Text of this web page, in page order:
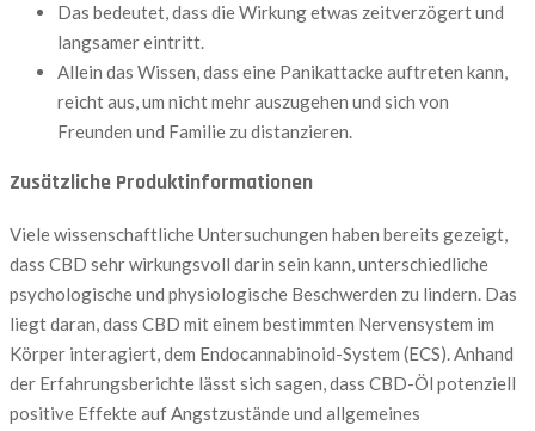
Das bedeutet, dass die Wirkung etwas zeitverzögert und
langsamer eintritt.
Allein das Wissen, dass eine Panikattacke auftreten kann,
reicht aus, um nicht mehr auszugehen und sich von
Freunden und Familie zu distanzieren.
Zusätzliche Produktinformationen
Viele wissenschaftliche Untersuchungen haben bereits gezeigt,
dass CBD sehr wirkungsvoll darin sein kann, unterschiedliche
psychologische und physiologische Beschwerden zu lindern. Das
liegt daran, dass CBD mit einem bestimmten Nervensystem im
Körper interagiert, dem Endocannabinoid-System (ECS). Anhand
der Erfahrungsberichte lässt sich sagen, dass CBD-Öl potenziell
positive Effekte auf Angstzustände und allgemeines